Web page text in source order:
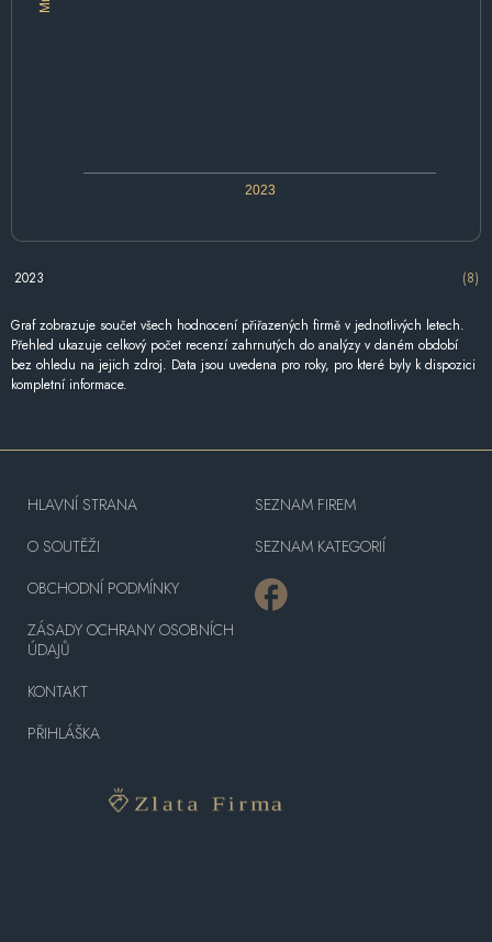
2023
2023 (8)
Graf zobrazuje součet všech hodnocení přiřazených firmě v jednotlivých letech.
Přehled ukazuje celkový počet recenzí zahrnutých do analýzy v daném období
bez ohledu na jejich zdroj. Data jsou uvedena pro roky, pro které byly k dispozici
kompletní informace.
HLAVNÍ STRANA
O SOUTĚŽI
OBCHODNÍ PODMÍNKY
ZÁSADY OCHRANY OSOBNÍCH
ÚDAJŮ
KONTAKT
PŘIHLÁŠKA
SEZNAM FIREM
SEZNAM KATEGORIÍ